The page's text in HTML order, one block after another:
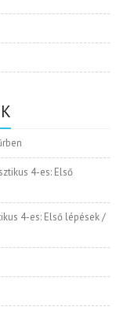
4-es: Első
4-es: Első lépések /